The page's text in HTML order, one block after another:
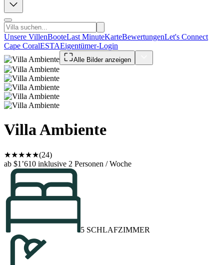
Unsere VillenBooteLast MinuteKarteBewertungenLet's Connect
Cape CoralESTAEigentümer-Login
Alle Bilder anzeigen
Villa Ambiente
★★★★★(24)
ab $1’610 inklusive 2 Personen / Woche
5 SCHLAFZIMMER